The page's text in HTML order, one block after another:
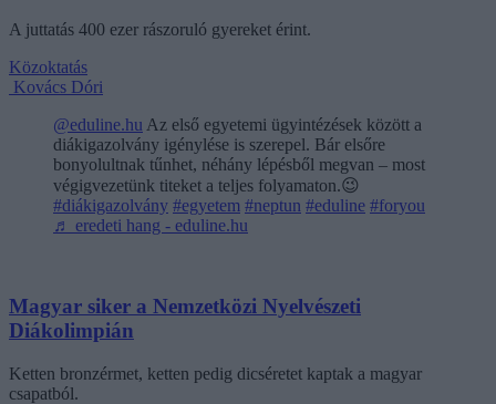
A juttatás 400 ezer rászoruló gyereket érint.
Közoktatás
Kovács Dóri
@eduline.hu Az első egyetemi ügyintézések között a
diákigazolvány igénylése is szerepel. Bár elsőre
bonyolultnak tűnhet, néhány lépésből megvan – most
végigvezetünk titeket a teljes folyamaton.😉
#diákigazolvány #egyetem #neptun #eduline #foryou
♬ eredeti hang - eduline.hu
Magyar siker a Nemzetközi Nyelvészeti
Diákolimpián
Ketten bronzérmet, ketten pedig dicséretet kaptak a magyar
csapatból.